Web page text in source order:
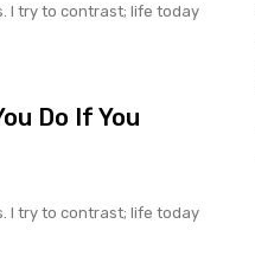
I try to contrast; life today
Do If You
I try to contrast; life today